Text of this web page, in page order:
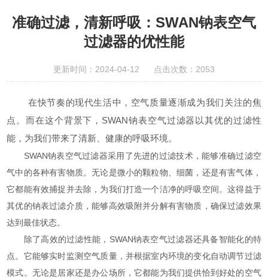
准确过滤，清新呼吸：SWAN钠表空气
过滤器的优性能
更新时间：2024-04-12 点击次数：2053
在快节奏的现代生活中，空气质量逐渐成为我们关注的焦
点。而在这个背景下，SWAN钠表空气过滤器以其优的过滤性
能，为我们带来了清新、健康的呼吸环境。
SWAN钠表空气过滤器采用了先进的过滤技术，能够准确过滤空
气中的各种有害物质。无论是微小的颗粒物、细菌，还是有害气体，
它都能有效捕捉并去除，为我们打造一个洁净的呼吸空间。这得益于
其优的钠表过滤介质，能够高效吸附并分解有害物质，确保过滤效果
达到最佳状态。
除了高效的过滤性能，SWAN钠表空气过滤器还具备智能化的特
点。它能够实时监测空气质量，并根据室内环境的变化自动调节过滤
模式。无论是居家还是办公场所，它都能为我们提供恰到好处的空气